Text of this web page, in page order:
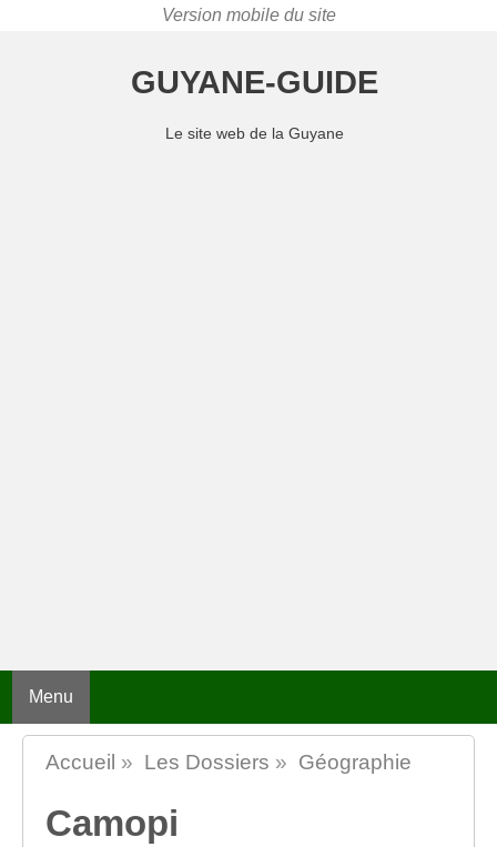
GUYANE-GUIDE
Le site web de la Guyane
Menu
Accueil » Les Dossiers » Géographie
Camopi